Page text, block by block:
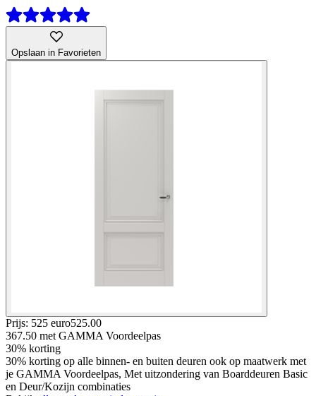
Opslaan in Favorieten
Prijs: 525 euro525.00
367.50 met GAMMA Voordeelpas
30% korting
30% korting op alle binnen- en buiten deuren ook op maatwerk met
je GAMMA Voordeelpas, Met uitzondering van Boarddeuren Basic
en Deur/Kozijn combinaties